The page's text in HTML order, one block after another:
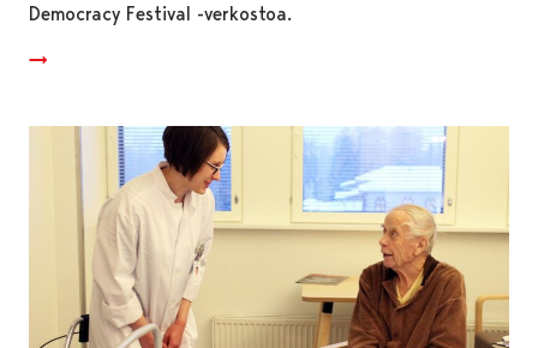
Democracy Festival -verkostoa.